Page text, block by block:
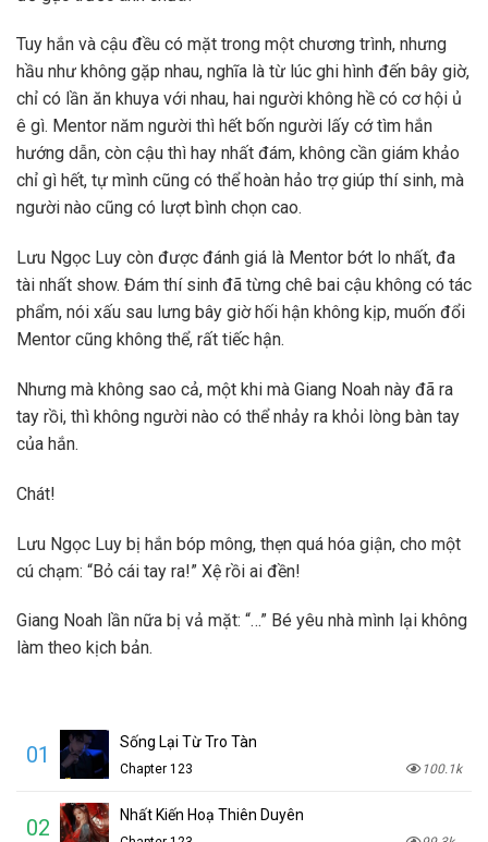
Tuy hắn và cậu đều có mặt trong một chương trình, nhưng
hầu như không gặp nhau, nghĩa là từ lúc ghi hình đến bây giờ,
chỉ có lần ăn khuya với nhau, hai người không hề có cơ hội ủ
ê gì. Mentor năm người thì hết bốn người lấy cớ tìm hắn
hướng dẫn, còn cậu thì hay nhất đám, không cần giám khảo
chỉ gì hết, tự mình cũng có thể hoàn hảo trợ giúp thí sinh, mà
người nào cũng có lượt bình chọn cao.
Lưu Ngọc Luy còn được đánh giá là Mentor bớt lo nhất, đa
tài nhất show. Đám thí sinh đã từng chê bai cậu không có tác
phẩm, nói xấu sau lưng bây giờ hối hận không kịp, muốn đổi
Mentor cũng không thể, rất tiếc hận.
Nhưng mà không sao cả, một khi mà Giang Noah này đã ra
tay rồi, thì không người nào có thể nhảy ra khỏi lòng bàn tay
của hắn.
Chát!
Lưu Ngọc Luy bị hắn bóp mông, thẹn quá hóa giận, cho một
cú chạm: “Bỏ cái tay ra!” Xệ rồi ai đền!
Giang Noah lần nữa bị vả mặt: “…” Bé yêu nhà mình lại không
làm theo kịch bản.
01 Sống Lại Từ Tro Tàn
Chapter 123 100.1k
02 Nhất Kiến Hoạ Thiên Duyên